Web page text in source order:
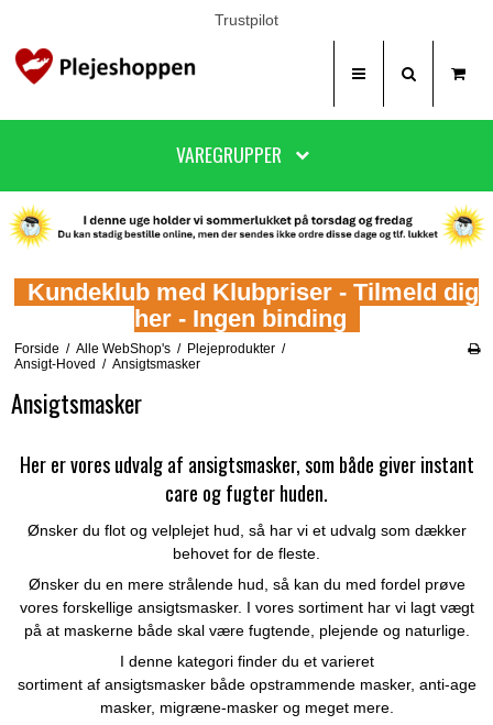
Trustpilot
VAREGRUPPER
Kundeklub med Klubpriser - Tilmeld dig
her - Ingen binding
Forside / Alle WebShop's / Plejeprodukter /
Ansigt-Hoved / Ansigtsmasker
Ansigtsmasker
Her er vores udvalg af ansigtsmasker, som både giver instant
care og fugter huden.
Ønsker du flot og velplejet hud, så har vi et udvalg som dækker
behovet for de fleste.
Ønsker du en mere strålende hud, så kan du med fordel prøve
vores forskellige ansigtsmasker. I vores sortiment har vi lagt vægt
på at maskerne både skal være fugtende, plejende og naturlige.
I denne kategori finder du et varieret
sortiment af ansigtsmasker både opstrammende masker, anti-age
masker, migræne-masker og meget mere.